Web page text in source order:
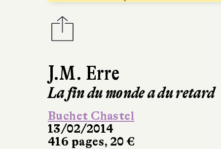
J.M. Erre
La fin du monde a du retard
Buchet Chastel
13/02/2014
416 pages, 20 €